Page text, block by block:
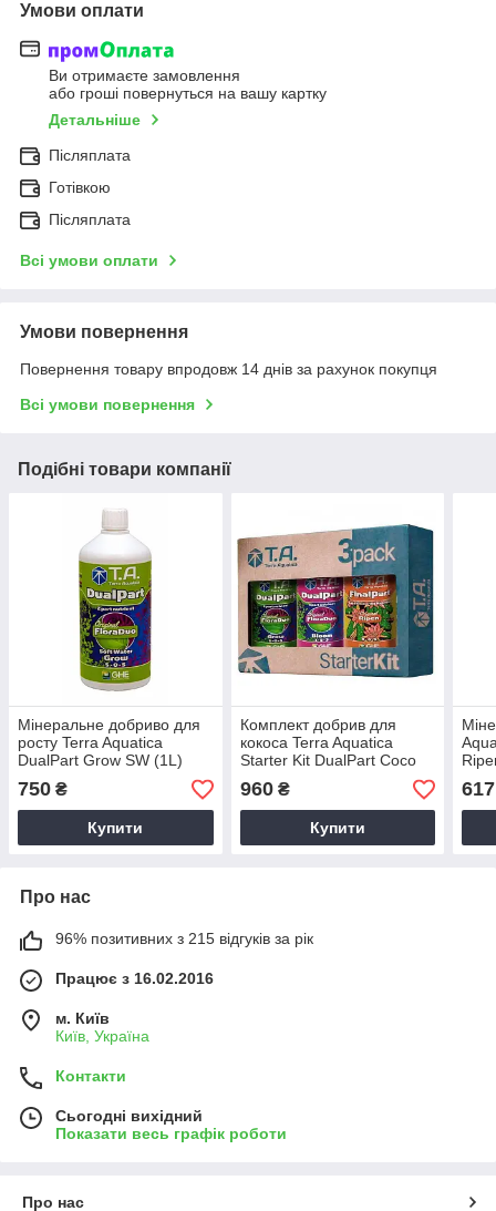
Умови оплати
Ви отримаєте замовлення
або гроші повернуться на вашу картку
Детальніше
Післяплата
Готівкою
Післяплата
Всі умови оплати
Умови повернення
Повернення товару впродовж 14 днів за рахунок покупця
Всі умови повернення
Подібні товари компанії
Мінеральне добриво для
росту Terra Aquatica
DualPart Grow SW (1L)
750 ₴
Купити
Комплект добрив для
кокоса Terra Aquatica
Starter Kit DualPart Coco
FinalPart
960₴
Купити
617
Про нас
96% позитивних з 215 відгуків за рік
Працює з 16.02.2016
м. Київ
Київ, Україна
Контакти
Сьогодні вихідний
Показати весь графік роботи
Про нас